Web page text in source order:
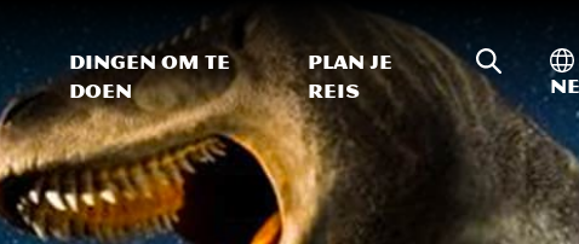
Dingen om te
doen
Plan je
reis
Zoeken